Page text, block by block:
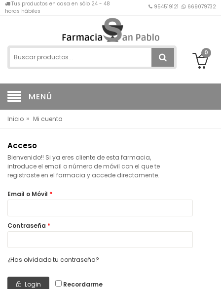
Tus productos en casa en sólo 24 - 48
horas hábiles
954519121 669079732
0
MENÚ
Inicio » Mi cuenta
Acceso
Bienvenido!! Si ya eres cliente de esta farmacia,
introduce el email o número de móvil con el que te
registraste en el farmacia y accede directamente.
Email o Móvil *
Contraseña *
¿Has olvidado tu contraseña?
Login Recordarme